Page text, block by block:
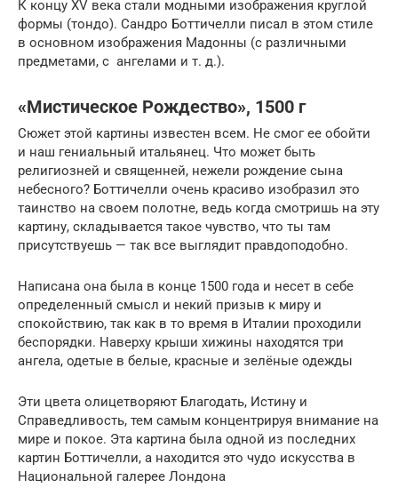
К концу XV века стали модными изображения круглой
формы (тондо). Сандро Боттичелли писал в этом стиле
в основном изображения Мадонны (с различными
предметами, с ангелами и т. д.).
«Мистическое Рождество», 1500 г
Сюжет этой картины известен всем. Не смог ее обойти
и наш гениальный итальянец. Что может быть
религиозней и священней, нежели рождение сына
небесного? Боттичелли очень красиво изобразил это
таинство на своем полотне, ведь когда смотришь на эту
картину, складывается такое чувство, что ты там
присутствуешь — так все выглядит правдоподобно.
Написана она была в конце 1500 года и несет в себе
определенный смысл и некий призыв к миру и
спокойствию, так как в то время в Италии проходили
беспорядки. Наверху крыши хижины находятся три
ангела, одетые в белые, красные и зелёные одежды
Эти цвета олицетворяют Благодать, Истину и
Справедливость, тем самым концентрируя внимание на
мире и покое. Эта картина была одной из последних
картин Боттичелли, а находится это чудо искусства в
Национальной галерее Лондона